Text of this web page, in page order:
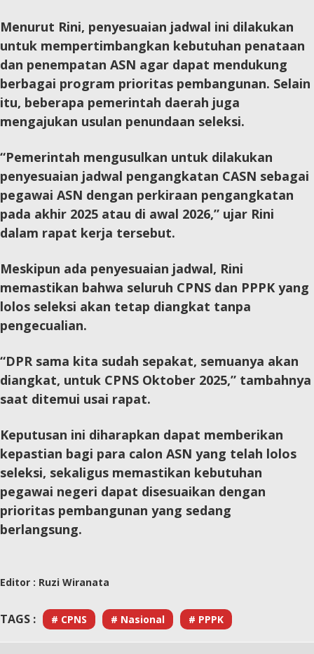
Menurut Rini, penyesuaian jadwal ini dilakukan
untuk mempertimbangkan kebutuhan penataan
dan penempatan ASN agar dapat mendukung
berbagai program prioritas pembangunan. Selain
itu, beberapa pemerintah daerah juga
mengajukan usulan penundaan seleksi.
“Pemerintah mengusulkan untuk dilakukan
penyesuaian jadwal pengangkatan CASN sebagai
pegawai ASN dengan perkiraan pengangkatan
pada akhir 2025 atau di awal 2026,” ujar Rini
dalam rapat kerja tersebut.
Meskipun ada penyesuaian jadwal, Rini
memastikan bahwa seluruh CPNS dan PPPK yang
lolos seleksi akan tetap diangkat tanpa
pengecualian.
“DPR sama kita sudah sepakat, semuanya akan
diangkat, untuk CPNS Oktober 2025,” tambahnya
saat ditemui usai rapat.
Keputusan ini diharapkan dapat memberikan
kepastian bagi para calon ASN yang telah lolos
seleksi, sekaligus memastikan kebutuhan
pegawai negeri dapat disesuaikan dengan
prioritas pembangunan yang sedang
berlangsung.
Editor : Ruzi Wiranata
TAGS : # CPNS # Nasional # PPPK